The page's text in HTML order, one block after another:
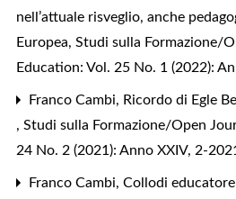
nell’attuale risveglio, anche
Europea, Studi sulla Formazione/
Education: Vol. 25 No. 1 (2022):
Franco Cambi, Ricordo di Egle
, Studi sulla Formazione/Open
24 No. 2 (2021): Anno XXIV, 2-2021
Franco Cambi, Collodi